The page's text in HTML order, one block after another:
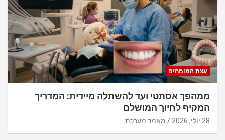
עצת המומחים
ממהפך אסתטי ועד להשתלה מיידית: המדריך
המקיף לחיוך המושלם
28 יולי, 2026 מאמר מערכת